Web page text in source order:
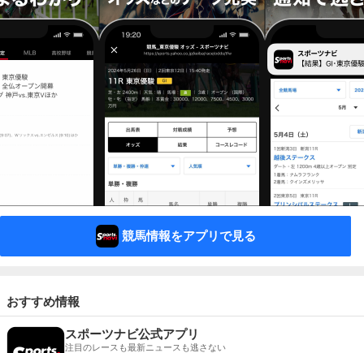
競馬情報をアプリで見る
おすすめ情報
スポーツナビ公式アプリ
注目のレースも最新ニュースも逃さない